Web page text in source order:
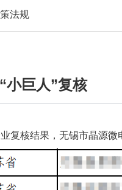
法规
小巨人”复核
复核结果，‌无锡市晶源